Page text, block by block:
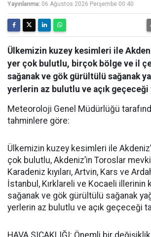
Yayınlanma: 06 Ağustos 2026 Perşembe 00:40
Ülkemizin kuzey kesimleri ile
yer çok bulutlu, birçok bölge ve il
sağanak ve gök gürültülü sağanak
yerlerin az bulutlu ve açık
Meteoroloji Genel Müdürlüğü
tahminlere göre:
Ülkemizin kuzey kesimleri ile
çok bulutlu, Akdeniz’in Toroslar
Karadeniz kıyıları, Artvin, Kars ve
İstanbul, Kırklareli ve Kocaeli illerinin
sağanak ve gök gürültülü sağanak
yerlerin az bulutlu ve açık geçeceği
HAVA SICAKLIĞI: Önemli bir değişiklik